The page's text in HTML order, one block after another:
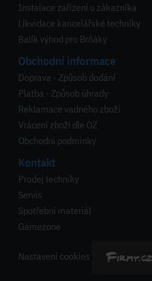
Instalace zařízení u zákazníka
Likvidace kancelářské techniky
Balík výhod pro Brňáky
Obchodní informace
Doprava - Způsob dodání
Platba - Způsob úhrady
Reklamace vadného zboží
Vrácení zboží dle OZ
Obchodní podmínky
Kontakt
Prodej techniky
Servis
Spotřební materiál
Gamezone
Nastavení cookies